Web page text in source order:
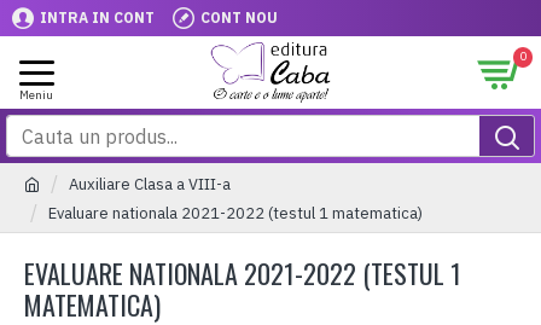
INTRA IN CONT CONT NOU
0
Auxiliare Clasa a VIII-a
Evaluare nationala 2021-2022 (testul 1 matematica)
EVALUARE NATIONALA 2021-2022 (TESTUL 1
MATEMATICA)